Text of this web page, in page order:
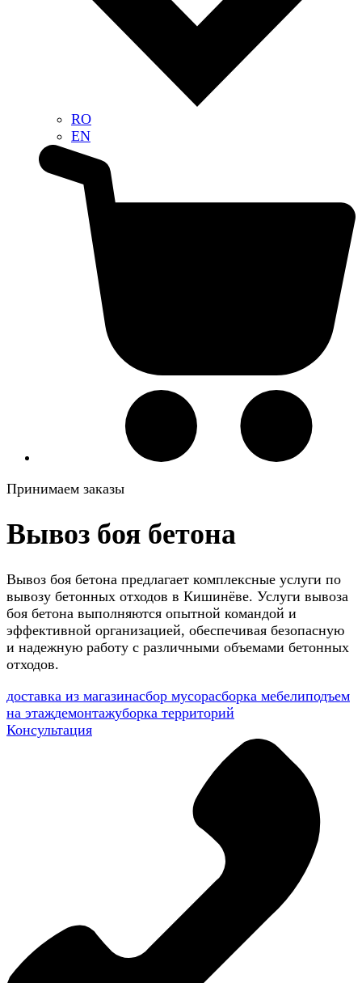
RO
EN
Принимаем заказы
Вывоз боя бетона
Вывоз боя бетона предлагает комплексные услуги по
вывозу бетонных отходов в Кишинёве. Услуги вывоза
боя бетона выполняются опытной командой и
эффективной организацией, обеспечивая безопасную
и надежную работу с различными объемами бетонных
отходов.
доставка из магазинасбор мусорасборка мебелиподъем
на этаждемонтажуборка территорий
Консультация